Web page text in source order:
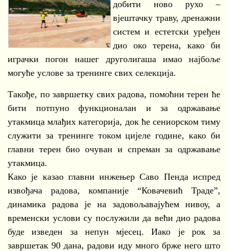
добити ново рухо –
вјештачку траву, дренажни
систем и естетски уређен
дио око терена, како би
играчки погон нашег друголигаша имао најбоље
могуће услове за тренинге свих селекција.
Такође, по завршетку свих радова, помоћни терен ће
бити потпуно функционалан и за одржавање
утакмица млађих категорија, док ће сениорском тиму
служити за тренинге током цијеле године, како би
главни терен био очуван и спреман за одржавање
утакмица.
Како је казао главни инжењер Саво Пенда испред
извођача радова, компаније “Ковачевић Траде”,
динамика радова је на задовољавајућем нивоу, а
временски услови су послужили да већи дио радова
буде изведен за непун мјесец. Иако је рок за
завршетак 90 дана, радови иду много брже него што